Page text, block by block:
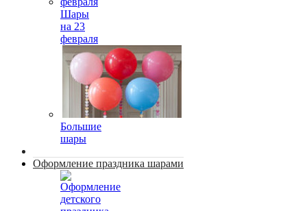
Шары
на 23
февраля
Большие
шары
Оформление праздника шарами